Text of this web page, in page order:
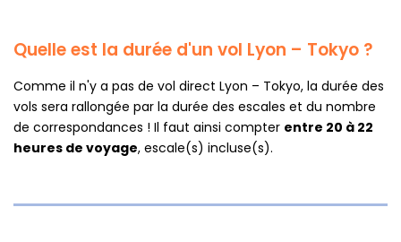
Quelle est la durée d'un vol Lyon – Tokyo ?
Comme il n'y a pas de vol direct Lyon – Tokyo, la durée des
vols sera rallongée par la durée des escales et du nombre
de correspondances ! Il faut ainsi compter entre 20 à 22
heures de voyage, escale(s) incluse(s).